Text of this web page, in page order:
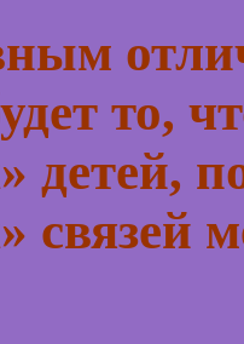
то,
детей,
связей